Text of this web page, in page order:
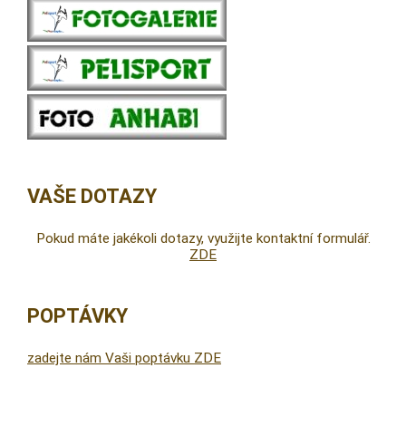
VAŠE DOTAZY
Pokud máte jakékoli dotazy, využijte kontaktní formulář.
ZDE
POPTÁVKY
zadejte nám Vaši poptávku ZDE